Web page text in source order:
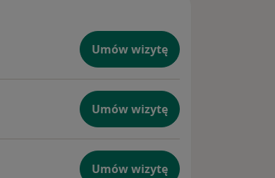
Umów wizytę
Umów wizytę
Umów wizytę